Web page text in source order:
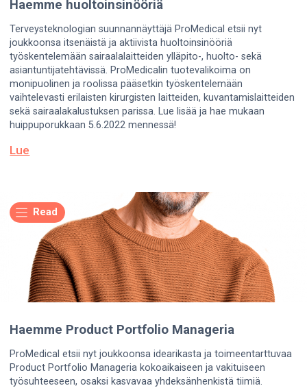
Haemme huoltoinsinööriä
Terveysteknologian suunnannäyttäjä ProMedical etsii nyt
joukkoonsa itsenäistä ja aktiivista huoltoinsinööriä
työskentelemään sairaalalaitteiden ylläpito-, huolto- sekä
asiantuntijatehtävissä. ProMedicalin tuotevalikoima on
monipuolinen ja roolissa pääsetkin työskentelemään
vaihtelevasti erilaisten kirurgisten laitteiden, kuvantamislaitteiden
sekä sairaalakalustuksen parissa. Lue lisää ja hae mukaan
huippuporukkaan 5.6.2022 mennessä!
Lue
Read
Haemme Product Portfolio Manageria
ProMedical etsii nyt joukkoonsa idearikasta ja toimeentarttuvaa
Product Portfolio Manageria kokoaikaiseen ja vakituiseen
työsuhteeseen, osaksi kasvavaa yhdeksänhenkistä tiimiä.